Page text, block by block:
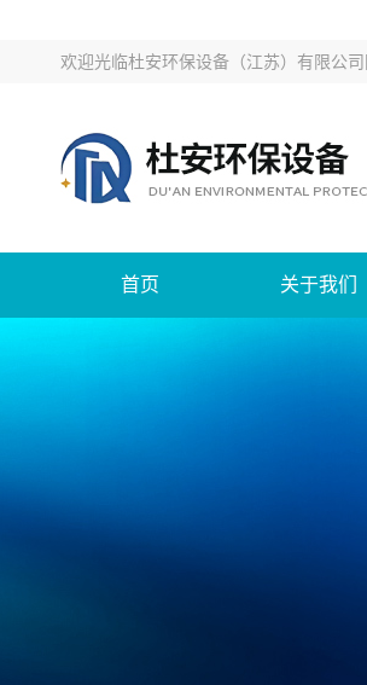
欢迎光临杜安环保设备（江苏）有限公
首页 关于我们